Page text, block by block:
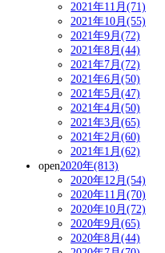
2021年11月(71)
2021年10月(55)
2021年9月(72)
2021年8月(44)
2021年7月(72)
2021年6月(50)
2021年5月(47)
2021年4月(50)
2021年3月(65)
2021年2月(60)
2021年1月(62)
open2020年(813)
2020年12月(54)
2020年11月(70)
2020年10月(72)
2020年9月(65)
2020年8月(44)